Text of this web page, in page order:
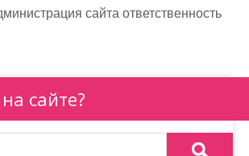
сайта ответственность
сайте?